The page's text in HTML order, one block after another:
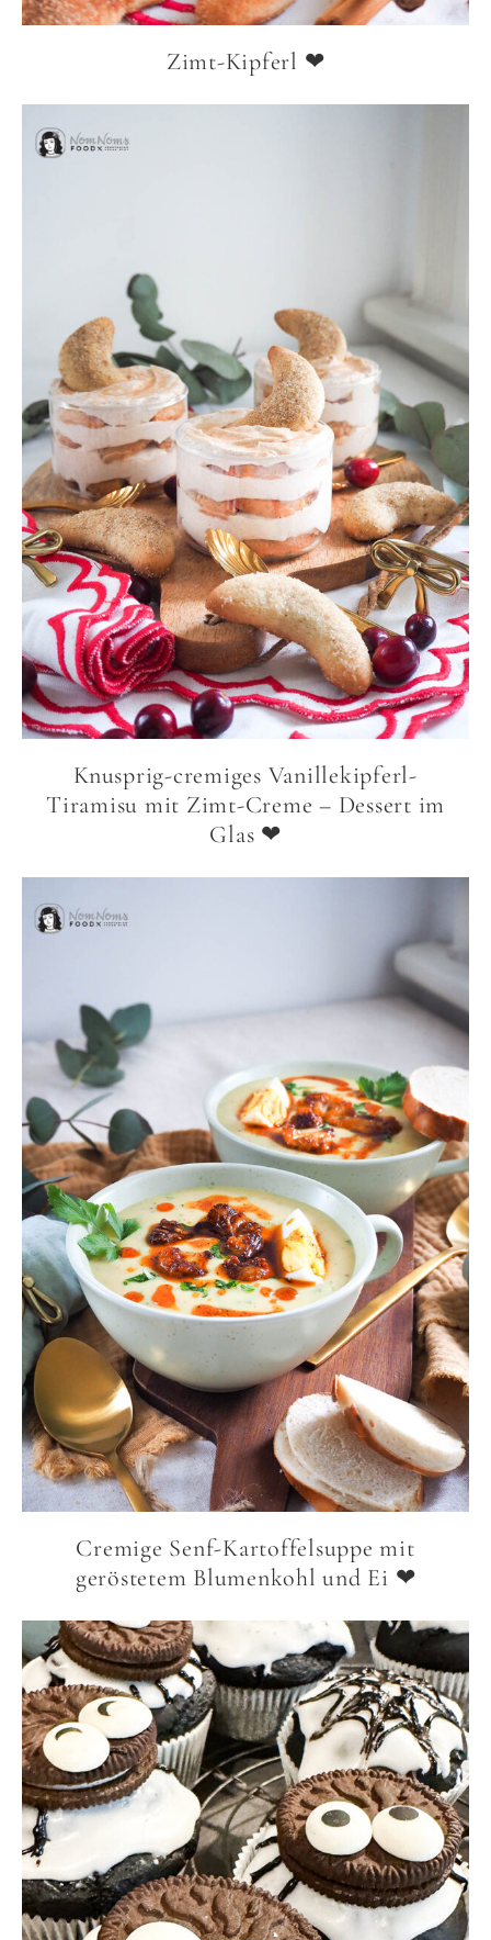
Zimt-Kipferl ❤
Knusprig-cremiges Vanillekipferl-
Tiramisu mit Zimt-Creme – Dessert im
Glas ❤
Cremige Senf-Kartoffelsuppe mit
geröstetem Blumenkohl und Ei ❤